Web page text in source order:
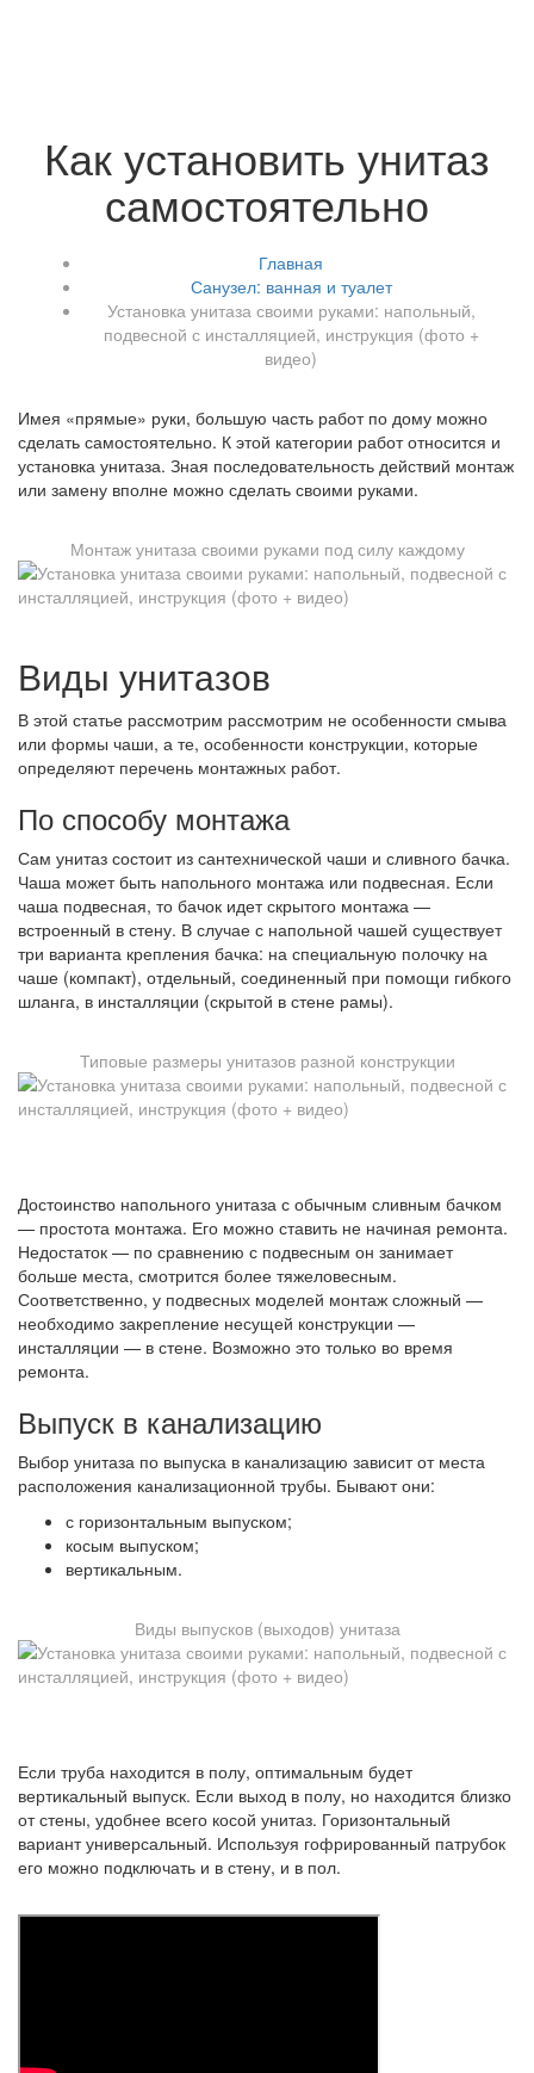
Как установить унитаз
самостоятельно
Главная
Санузел: ванная и туалет
Установка унитаза своими руками: напольный,
подвесной с инсталляцией, инструкция (фото +
видео)
Имея «прямые» руки, большую часть работ по дому можно
сделать самостоятельно. К этой категории работ относится и
установка унитаза. Зная последовательность действий монтаж
или замену вполне можно сделать своими руками.
Монтаж унитаза своими руками под силу каждому
Виды унитазов
В этой статье рассмотрим рассмотрим не особенности смыва
или формы чаши, а те, особенности конструкции, которые
определяют перечень монтажных работ.
По способу монтажа
Сам унитаз состоит из сантехнической чаши и сливного бачка.
Чаша может быть напольного монтажа или подвесная. Если
чаша подвесная, то бачок идет скрытого монтажа —
встроенный в стену. В случае с напольной чашей существует
три варианта крепления бачка: на специальную полочку на
чаше (компакт), отдельный, соединенный при помощи гибкого
шланга, в инсталляции (скрытой в стене рамы).
Типовые размеры унитазов разной конструкции
Достоинство напольного унитаза с обычным сливным бачком
— простота монтажа. Его можно ставить не начиная ремонта.
Недостаток — по сравнению с подвесным он занимает
больше места, смотрится более тяжеловесным.
Соответственно, у подвесных моделей монтаж сложный —
необходимо закрепление несущей конструкции —
инсталляции — в стене. Возможно это только во время
ремонта.
Выпуск в канализацию
Выбор унитаза по выпуска в канализацию зависит от места
расположения канализационной трубы. Бывают они:
с горизонтальным выпуском;
косым выпуском;
вертикальным.
Виды выпусков (выходов) унитаза
Если труба находится в полу, оптимальным будет
вертикальный выпуск. Если выход в полу, но находится близко
от стены, удобнее всего косой унитаз. Горизонтальный
вариант универсальный. Используя гофрированный патрубок
его можно подключать и в стену, и в пол.